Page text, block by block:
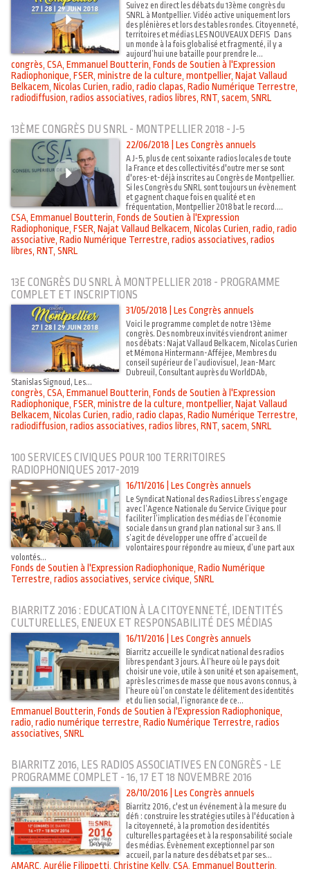
Suivez en direct les débats du 13ème congrès du
SNRL à Montpellier. Vidéo active uniquement lors
des plénières et lors des tables rondes. Citoyenneté,
territoires et médias LES NOUVEAUX DEFIS Dans
un monde à la fois globalisé et fragmenté, il y a
aujourd’hui une bataille pour prendre le...
congrès CSA Emmanuel Boutterin Fonds de Soutien à l'Expression
Radiophonique FSER ministre de la culture montpellier, Najat Vallaud
Belkacem Nicolas Curien radio radio clapas Radio Numérique Terrestre
radiodiffusion radios associatives radios libres RNT sacem SNRL
13ÈME CONGRÈS DU SNRL - MONTPELLIER 2018 - J-5
22/06/2018 |Les Congrès annuels
A J-5, plus de cent soixante radios locales de toute
la France et des collectivités d'outre mer se sont
d'ores-et-déjà inscrites au Congrès de Montpellier.
Si les Congrès du SNRL sont toujours un évènement
et gagnent chaque fois en qualité et en
fréquentation, Montpellier 2018 bat le record....
CSA Emmanuel Boutterin Fonds de Soutien à l'Expression
Radiophonique FSER Najat Vallaud Belkacem Nicolas Curien radio radio
associative Radio Numérique Terrestre radios associatives radios
libres RNT SNRL
13E CONGRÈS DU SNRL À MONTPELLIER 2018 - PROGRAMME
COMPLET ET INSCRIPTIONS
31/05/2018 |Les Congrès annuels
Voici le programme complet de notre 13ème
congrès. Des nombreux invités viendront animer
nos débats : Najat Vallaud Belkacem, Nicolas Curien
et Mémona Hintermann-Afféjee, Membres du
conseil supérieur de l’audiovisuel, Jean-Marc
Dubreuil, Consultant auprès du WorldDAb,
Stanislas Signoud, Les...
congrès CSA Emmanuel Boutterin Fonds de Soutien à l'Expression
Radiophonique FSER ministre de la culture montpellier, Najat Vallaud
Belkacem Nicolas Curien radio radio clapas Radio Numérique Terrestre
radiodiffusion radios associatives radios libres RNT sacem SNRL
100 SERVICES CIVIQUES POUR 100 TERRITOIRES
RADIOPHONIQUES 2017-2019
16/11/2016 |Les Congrès annuels
Le Syndicat National des Radios Libres s’engage
avec l’Agence Nationale du Service Civique pour
faciliter l’implication des médias de l’économie
sociale dans un grand plan national sur 3 ans. Il
s’agit de développer une offre d’accueil de
volontaires pour répondre au mieux, d’une part aux
volontés...
Fonds de Soutien à l'Expression Radiophonique Radio Numérique
Terrestre radios associatives service civique SNRL
BIARRITZ 2016 : EDUCATION À LA CITOYENNETÉ, IDENTITÉS
CULTURELLES, ENJEUX ET RESPONSABILITÉ DES MÉDIAS
16/11/2016 |Les Congrès annuels
Biarritz accueille le syndicat national des radios
libres pendant 3 jours. À l’heure où le pays doit
choisir une voie, utile à son unité et son apaisement,
après les crimes de masse que nous avons connus, à
l’heure où l’on constate le délitement des identités
et du lien social, l’ignorance de ce...
Emmanuel Boutterin Fonds de Soutien à l'Expression Radiophonique
radio radio numérique terrestre Radio Numérique Terrestre radios
associatives SNRL
BIARRITZ 2016, LES RADIOS ASSOCIATIVES EN CONGRÈS - LE
PROGRAMME COMPLET - 16, 17 ET 18 NOVEMBRE 2016
28/10/2016 |Les Congrès annuels
Biarritz 2016, c'est un événement à la mesure du
défi : construire les stratégies utiles à l'éducation à
la citoyenneté, à la promotion des identités
culturelles partagées et à la responsabilité sociale
des médias. Évènement exceptionnel par son
accueil, par la nature des débats et par ses...
AMARC Aurélie Filippetti Christine Kelly, CSA Emmanuel Boutterin